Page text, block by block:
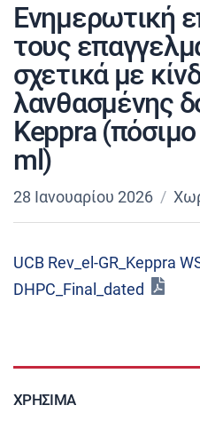
Ενημερωτική
τους
σχετικά με
λανθασμένης
Keppra
ml)
28 Ιανουαρίου 2026
UCB Rev_el-GR_Keppra
DHPC_Final_dated
ΧΡΉΣΙΜΑ